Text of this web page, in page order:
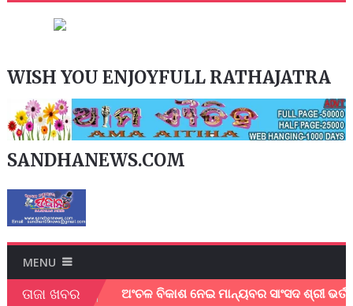
WISH YOU ENJOYFULL RATHAJATRA
SANDHANEWS.COM
MENU
ତାଜା ଖବର ଅଂଚଳ ବିକାଶ ନେଇ ମାନ୍ୟବର ସାଂସଦ ଶ୍ରୀ